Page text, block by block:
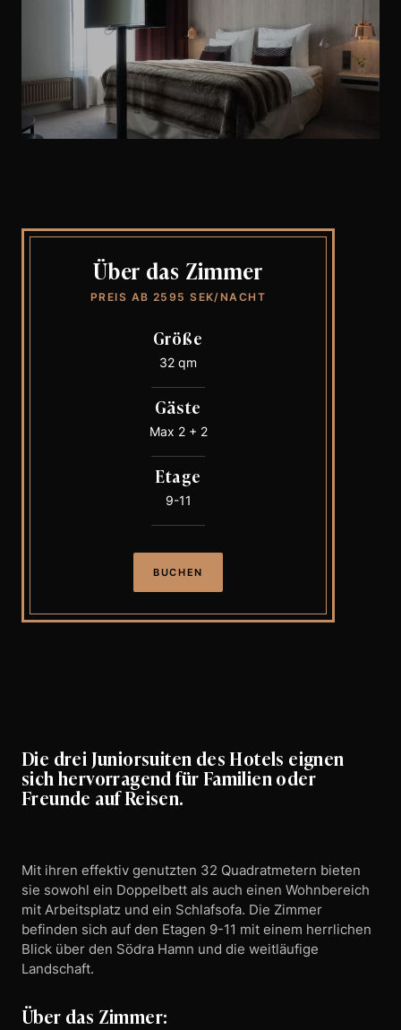
Über das Zimmer
PREIS AB 2595 SEK/NACHT
Größe
32 qm
Gäste
Max 2 + 2
Etage
9-11
BUCHEN
Die drei Juniorsuiten des Hotels eignen
sich hervorragend für Familien oder
Freunde auf Reisen.
Mit ihren effektiv genutzten 32 Quadratmetern bieten
sie sowohl ein Doppelbett als auch einen Wohnbereich
mit Arbeitsplatz und ein Schlafsofa. Die Zimmer
befinden sich auf den Etagen 9-11 mit einem herrlichen
Blick über den Södra Hamn und die weitläufige
Landschaft.
Über das Zimmer: